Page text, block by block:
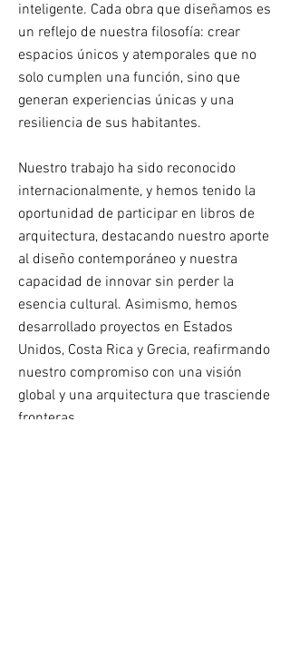
inteligente. Cada obra que diseñamos es
un reflejo de nuestra filosofía: crear
espacios únicos y atemporales que no
solo cumplen una función, sino que
generan experiencias únicas y una
resiliencia de sus habitantes.
Nuestro trabajo ha sido reconocido
internacionalmente, y hemos tenido la
oportunidad de participar en libros de
arquitectura, destacando nuestro aporte
al diseño contemporáneo y nuestra
capacidad de innovar sin perder la
esencia cultural. Asimismo, hemos
desarrollado proyectos en Estados
Unidos, Costa Rica y Grecia, reafirmando
nuestro compromiso con una visión
global y una arquitectura que trasciende
fronteras.